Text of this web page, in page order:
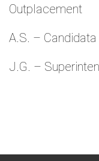
Outplacement
A.S. –
J.G. –